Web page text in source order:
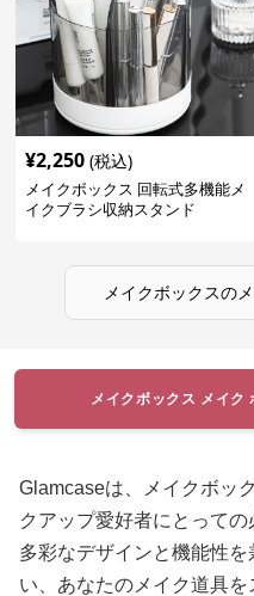
¥2,250 (税込)
メイクボックス 回転式多機能メ
イクブラシ収納スタンド
メイクボックスの
メイクボックス メイク
Glamcaseは、メイクボッ
クアップ愛好者にとっての
多彩なデザインと機能性
い、あなたのメイク道具